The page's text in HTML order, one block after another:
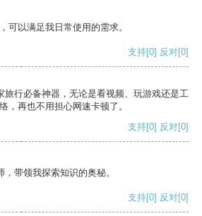
可以满足我日常使用的需求。
支持[0] 反对[0]
旅行必备神器，无论是看视频、玩游戏还是工
，再也不用担心网速卡顿了。
支持[0] 反对[0]
带领我探索知识的奥秘。
支持[0] 反对[0]